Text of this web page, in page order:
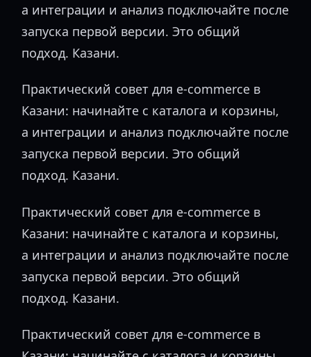
а интеграции и анализ подключайте после
запуска первой версии. Это общий
подход. Казани.
Практический совет для e-commerce в
Казани: начинайте с каталога и корзины,
а интеграции и анализ подключайте после
запуска первой версии. Это общий
подход. Казани.
Практический совет для e-commerce в
Казани: начинайте с каталога и корзины,
а интеграции и анализ подключайте после
запуска первой версии. Это общий
подход. Казани.
Практический совет для e-commerce в